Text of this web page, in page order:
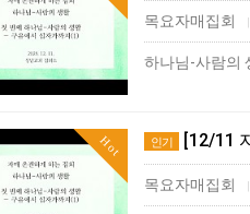
목요자매집회 |
Hot 인기 [12/11
목요자매집회 |